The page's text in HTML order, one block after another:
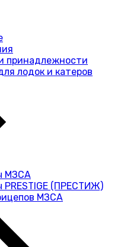
принадлежности
лодок и катеров
МЗСА
(ПРЕСТИЖ)
МЗСА